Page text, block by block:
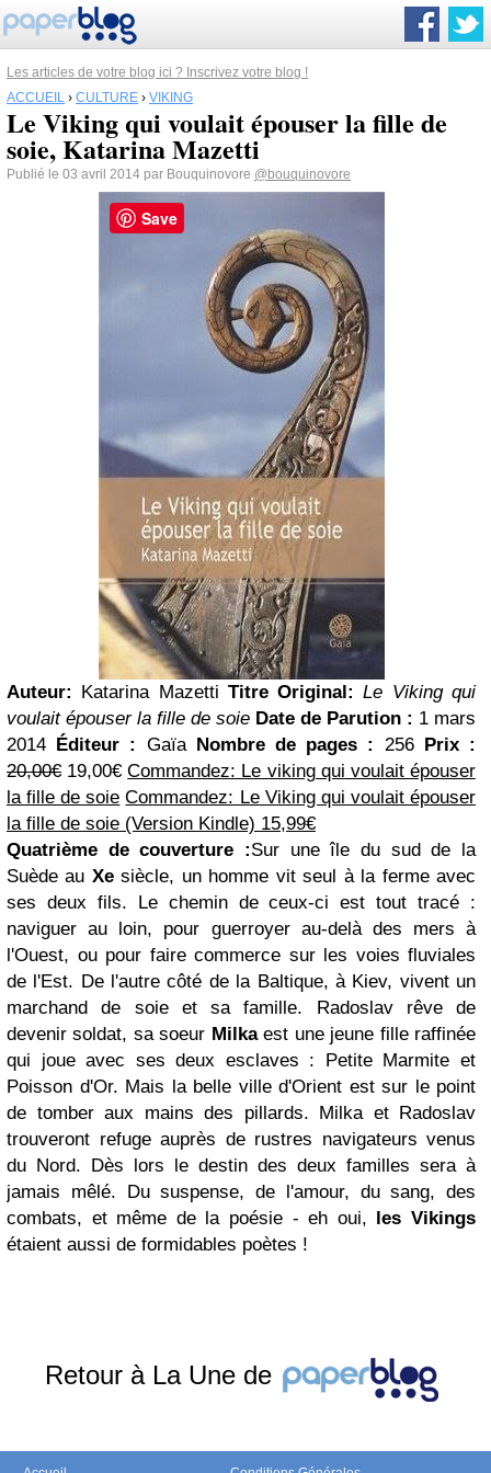
Les articles de votre blog ici ? Inscrivez votre blog !
ACCUEIL › CULTURE › VIKING
Le Viking qui voulait épouser la fille de
soie, Katarina Mazetti
Publié le 03 avril 2014 par Bouquinovore @bouquinovore
Auteur: Katarina Mazetti Titre Original: Le Viking qui
voulait épouser la fille de soie Date de Parution : 1 mars
2014 Éditeur : Gaïa Nombre de pages : 256 Prix :
20,00€ 19,00€ Commandez: Le viking qui voulait épouser
la fille de soie Commandez: Le Viking qui voulait épouser
la fille de soie (Version Kindle) 15,99€
Quatrième de couverture :Sur une île du sud de la
Suède au Xesiècle, un homme vit seul à la ferme avec
ses deux fils. Le chemin de ceux-ci est tout tracé :
naviguer au loin, pour guerroyer au-delà des mers à
l'Ouest, ou pour faire commerce sur les voies fluviales
de l'Est. De l'autre côté de la Baltique, à Kiev, vivent un
marchand de soie et sa famille. Radoslav rêve de
devenir soldat, sa soeur Milkaest une jeune fille raffinée
qui joue avec ses deux esclaves : Petite Marmite et
Poisson d'Or. Mais la belle ville d'Orient est sur le point
de tomber aux mains des pillards. Milka et Radoslav
trouveront refuge auprès de rustres navigateurs venus
du Nord. Dès lors le destin des deux familles sera à
jamais mêlé. Du suspense, de l'amour, du sang, des
combats, et même de la poésie - eh oui, les Vikings
étaient aussi de formidables poètes !
Retour à La Une de
Save